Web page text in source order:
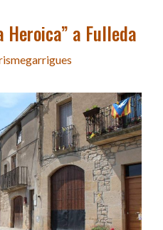
a Fulleda